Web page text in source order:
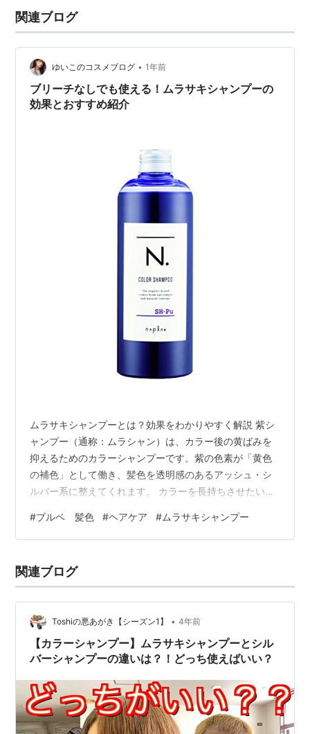
関連ブログ
ゆいこのコスメブログ • 1年前
ブリーチなしでも使える！ムラサキシャンプーの
効果とおすすめ紹介
ムラサキシャンプーとは？効果をわかりやすく解説 紫シ
ャンプー（通称：ムラシャン）は、カラー後の黄ばみを
抑えるためのカラーシャンプーです。紫の色素が「黄色
の補色」として働き、髪色を透明感のあるアッシュ・シ
ルバー系に整えてくれます。 カラーを長持ちさせたい方
とないときを比較 ムラサキシャンプーを使わなかったと
き カラーして1週間後：いちばん良い感じのアッシュブラ
がかった茶髪に 2週間後～：かなり黄ばんできてブルベ
の私にとっては髪色がイエベっぽいのにメイクがブルベ
#ブルベ 髪色 #ヘアケア #ムラサキシャンプー
関連ブログ
Toshiの悪あがき【シーズン1】 • 4年前
【カラーシャンプー】ムラサキシャンプーとシル
バーシャンプーの違いは？！どっち使えばいい？